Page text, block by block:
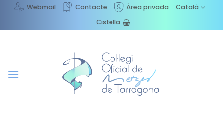
content
Webmail Contacte Àrea privada
Català
Cistella